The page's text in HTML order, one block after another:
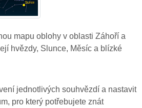
mapu oblohy v oblasti Záhoří a
hvězdy, Slunce, Měsíc a blízké
jednotlivých souhvězdí a nastavit
pro který potřebujete znát